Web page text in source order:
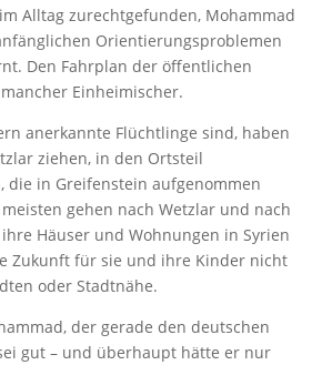
Alltag zurechtgefunden, Mohammad
Orientierungsproblemen
Den Fahrplan der öffentlichen
Einheimischer.
anerkannte Flüchtlinge sind, haben
ziehen, in den Ortsteil
die in Greifenstein aufgenommen
gehen nach Wetzlar und nach
Häuser und Wohnungen in Syrien
Zukunft für sie und ihre Kinder nicht
oder Stadtnähe.
der gerade den deutschen
gut – und überhaupt hätte er nur